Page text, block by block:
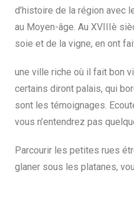
d’histoire de la région avec
au Moyen-âge. Au XVIIIè
soie et de la vigne, en ont
une ville riche où il fait bon
certains diront palais, qui
sont les témoignages.
vous n’entendrez pas
Parcourir les petites rues
glaner sous les platanes,